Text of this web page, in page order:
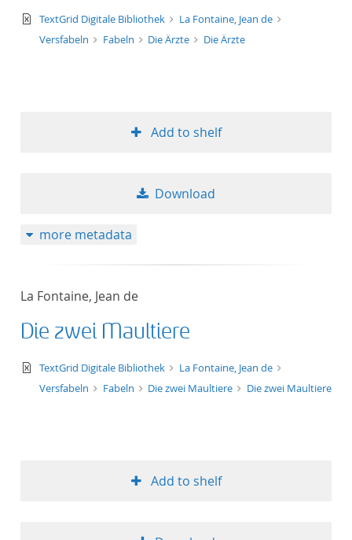
text/xml
TextGrid Digitale Bibliothek
La Fontaine, Jean de
Versfabeln
Fabeln Die Ärzte Die Ärzte
Add to shelf
Download
more metadata
La Fontaine, Jean de
Die zwei Maultiere
text/xml
TextGrid Digitale Bibliothek
La Fontaine, Jean de
Versfabeln
Fabeln Die zwei Maultiere Die zwei Maultiere
Add to shelf